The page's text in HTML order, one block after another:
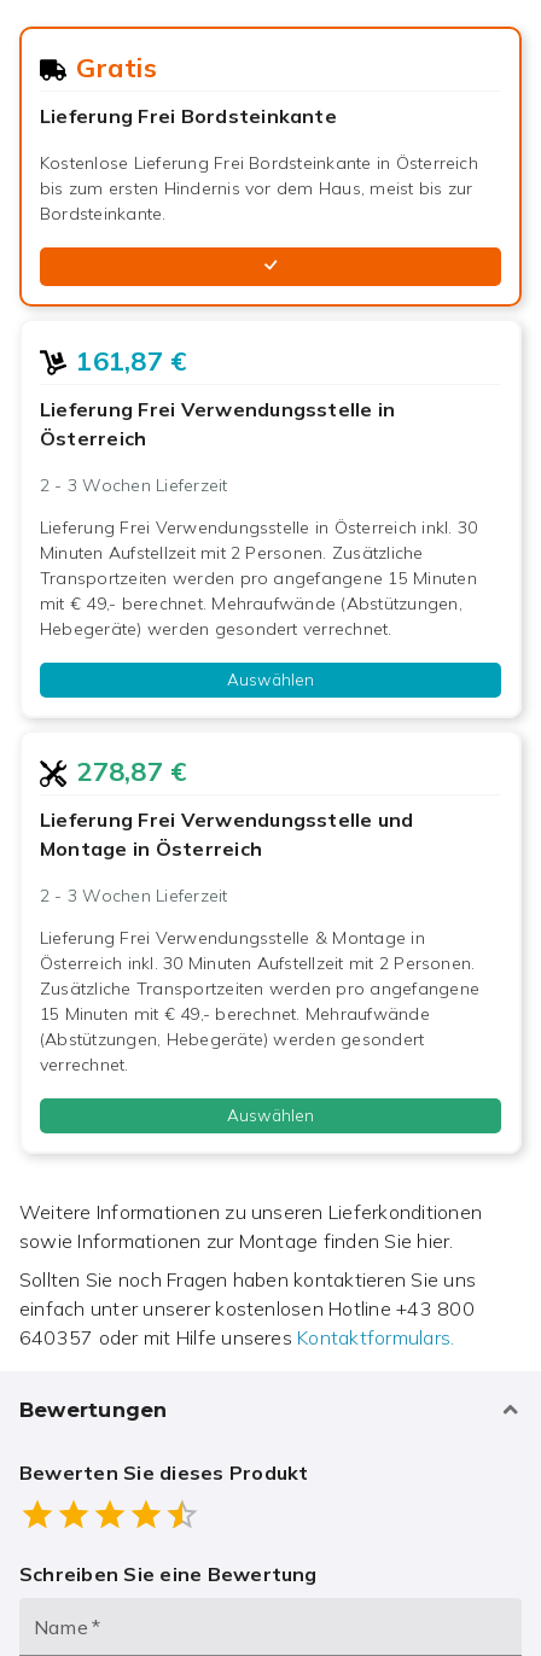
Gratis
Lieferung Frei Bordsteinkante
Kostenlose Lieferung Frei Bordsteinkante in Österreich
bis zum ersten Hindernis vor dem Haus, meist bis zur
Bordsteinkante.
161,87 €
Lieferung Frei Verwendungsstelle in
Österreich
2 - 3 Wochen Lieferzeit
Lieferung Frei Verwendungsstelle in Österreich inkl. 30
Minuten Aufstellzeit mit 2 Personen. Zusätzliche
Transportzeiten werden pro angefangene 15 Minuten
mit € 49,- berechnet. Mehraufwände (Abstützungen,
Hebegeräte) werden gesondert verrechnet.
Auswählen
278,87 €
Lieferung Frei Verwendungsstelle und
Montage in Österreich
2 - 3 Wochen Lieferzeit
Lieferung Frei Verwendungsstelle & Montage in
Österreich inkl. 30 Minuten Aufstellzeit mit 2 Personen.
Zusätzliche Transportzeiten werden pro angefangene
15 Minuten mit € 49,- berechnet. Mehraufwände
(Abstützungen, Hebegeräte) werden gesondert
verrechnet.
Auswählen
Weitere Informationen zu unseren Lieferkonditionen
sowie Informationen zur Montage finden Sie hier.
Sollten Sie noch Fragen haben kontaktieren Sie uns
einfach unter unserer kostenlosen Hotline+43 800
640357 oder mit Hilfe unseres Kontaktformulars.
Bewertungen
Bewerten Sie dieses Produkt
0.5 Stars
1 Star1.5 Stars
2 Stars
2.5 Stars
3 Stars
3.5 Stars
4 Stars4.5 Stars
5 Stars
Schreiben Sie eine Bewertung
Name *